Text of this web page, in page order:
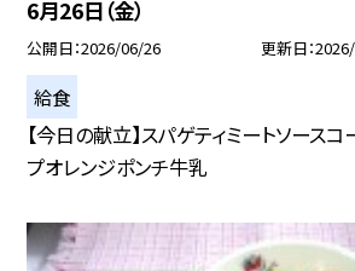
6月26日（金）
公開日 2026/06/26 更新日
給食
【今日の献立】スパゲティミートソース
プオレンジポンチ牛乳